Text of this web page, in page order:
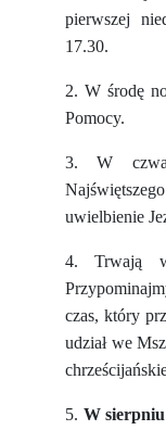
pierwszej
17.30.
2. W środę
Pomocy.
3. W
uwielbienie
4. Trwają
czas, który
udział we
5. W